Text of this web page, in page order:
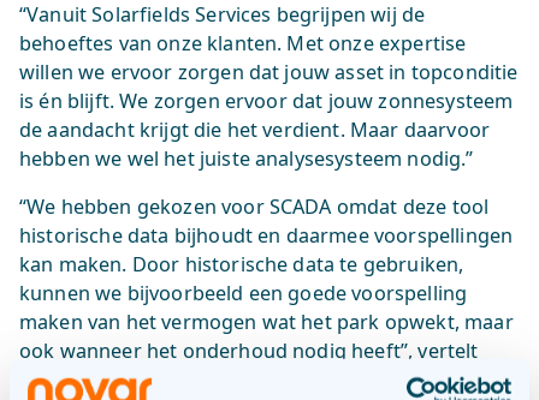
“Vanuit Solarfields Services begrijpen wij de
behoeftes van onze klanten. Met onze expertise
willen we ervoor zorgen dat jouw asset in topconditie
is én blijft. We zorgen ervoor dat jouw zonnesysteem
de aandacht krijgt die het verdient. Maar daarvoor
hebben we wel het juiste analysesysteem nodig.”
“We hebben gekozen voor SCADA omdat deze tool
historische data bijhoudt en daarmee voorspellingen
kan maken. Door historische data te gebruiken,
kunnen we bijvoorbeeld een goede voorspelling
maken van het vermogen wat het park opwekt, maar
ook wanneer het onderhoud nodig heeft”, vertelt
Joran.